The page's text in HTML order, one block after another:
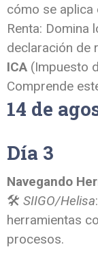
cómo se aplica
Renta: Domina
declaración de
ICA (Impuesto
Comprende
14 de
Día 3
Navegando
🛠 SIIGO/Helisa
herramientas
procesos.